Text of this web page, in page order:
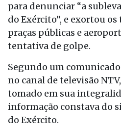
para denunciar “a
do Exército”, e exortou os
praças públicas e
tentativa de golpe.
Segundo um
no canal de televisão
tomado em sua
informação constava do
do Exército.